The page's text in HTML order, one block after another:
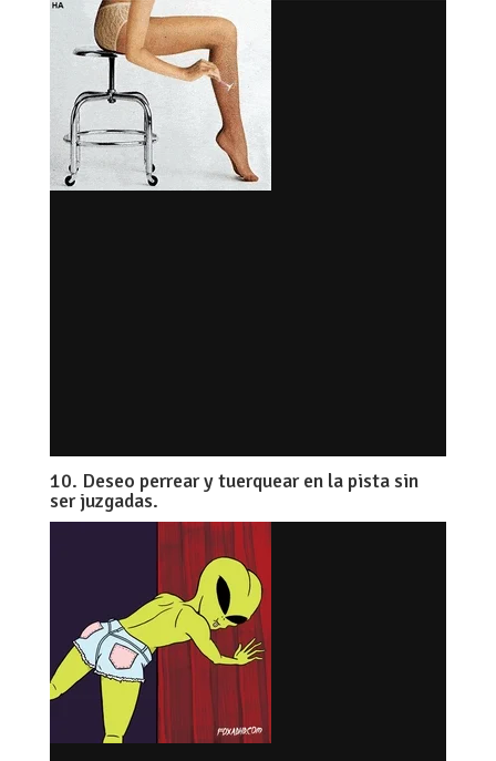
10. Deseo perrear y tuerquear en la pista sin
ser juzgadas.